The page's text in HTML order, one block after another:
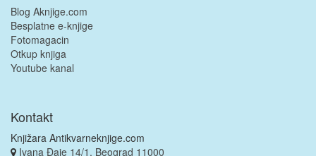
Blog Aknjige.com
Besplatne e-knjige
Fotomagacin
Otkup knjiga
Youtube kanal
Kontakt
Knjižara Antikvarneknjige.com
Ivana Đaje 14/1, Beograd 11000